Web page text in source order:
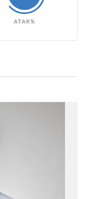
ATAK%